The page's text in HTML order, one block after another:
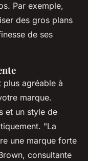
Par exemple,
des gros plans
de ses
plus agréable à
marque.
et un style de
"La
une marque forte
consultante